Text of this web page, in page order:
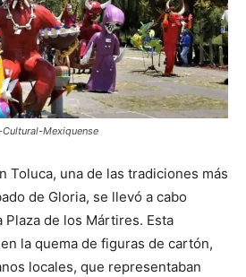
Mexiquense
Toluca, una de las tradiciones más
de Gloria, se llevó a cabo
Plaza de los Mártires. Esta
la quema de figuras de cartón,
locales, que representaban